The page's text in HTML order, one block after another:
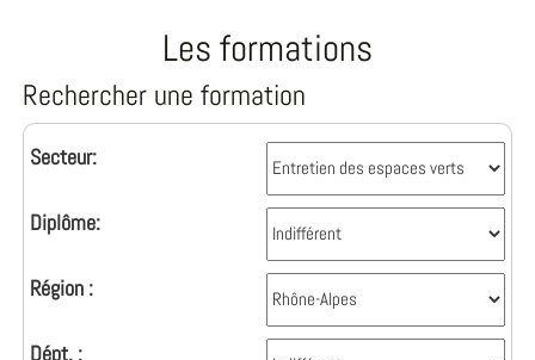
Les formations
Rechercher une formation
Secteur:
Diplôme:
Région :
Dépt. :